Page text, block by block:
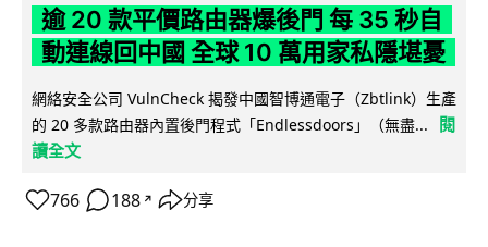
逾 20 款平價路由器爆後門 每 35 秒自
動連線回中國 全球 10 萬用家私隱堪憂
網絡安全公司 VulnCheck 揭發中國智博通電子（Zbtlink）生產
的 20 多款路由器內置後門程式「Endlessdoors」（無盡...
閱
讀全文
766 188 ↗ 分享